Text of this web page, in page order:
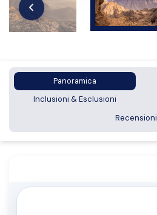
Panoramica
Inclusioni & Esclusioni
Recensioni